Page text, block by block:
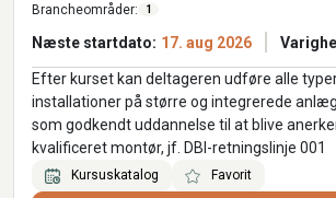
Brancheområder:
1
Næste startdato: 17. aug 2026
Efter kurset kan deltageren udføre alle
installationer på større og integrerede
som godkendt uddannelse til at blive
kvalificeret montør, jf. DBI-retningslinje 001
Kursuskatalog Favorit